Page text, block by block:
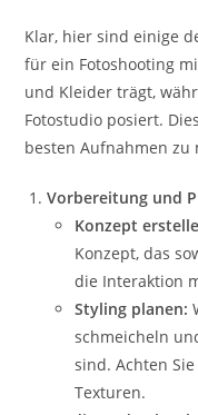
Klar, hier sind einige
für ein Fotoshooting
und Kleider trägt,
Fotostudio posiert.
besten Aufnahmen zu
Vorbereitung und
Konzept
Konzept, das
die Interaktion
Styling planen:
schmeicheln
sind. Achten
Texturen.